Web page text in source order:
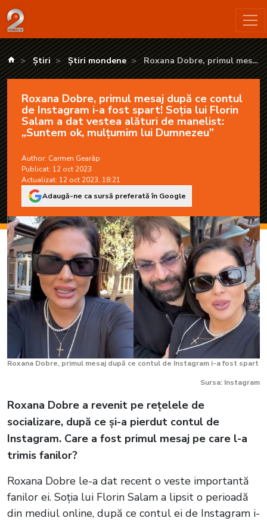
Roxana Dobre, primul mesaj după ce contul de Instagram i-
kanald.ro
Știri Știri mondene
Roxana Dobre, primul mesaj
Salam a dat vestea alături de
manelist: „Suntem ok,
mulțumim lui Dumnezeu”
Roxana Dobre, primul mesaj după ce contul
de Instagram i-a fost spart! Soția lui Florin
Salam a dat vestea alături de manelist:
„Suntem ok, mulțumim lui Dumnezeu”
Author: Carmen Gearâp
Publicat: 12 oct 2023
Actualizat: 12 oct 2023, 18:21
Adaugă-ne ca sursă preferată în Google
Roxana Dobre, primul mesaj după ce contul de Instagram i-a fost spart
Sursa: Instagram
Roxana Dobre a revenit pe rețelele de
socializare, după ce și-a pierdut contul de
Instagram. Care a fost primul mesaj pe care l-a
trimis fanilor?
Roxana Dobre le-a dat recent o veste importantă
fanilor ei. Soția lui Florin Salam a lipsit o perioadă
din mediul online, după ce contul ei de Instagram i-